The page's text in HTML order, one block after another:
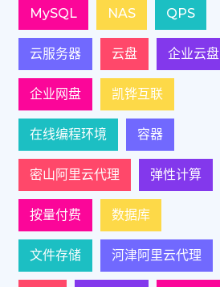
MySQL NAS QPS
云服务器 云盘 企业云盘
企业网盘 凯铧互联
在线编程环境 容器
密山阿里云代理 弹性计算
按量付费 数据库
文件存储 河津阿里云代理